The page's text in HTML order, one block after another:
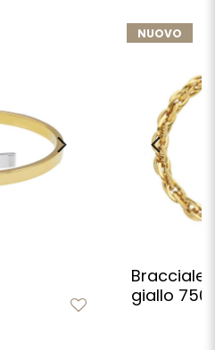
NUOVO
Bracciale
giallo